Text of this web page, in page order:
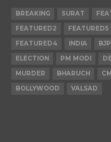
BREAKING SURAT
FEATURED2
FEATURED5
FEATURED4
INDIA BJP
ELECTION
PM MODI
MURDER
BHARUCH CM
BOLLYWOOD
VALSAD